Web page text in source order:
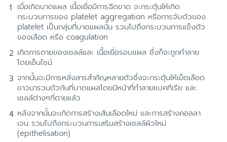
เมื่อเกิดบาดแผล เนื้อเยื่อมีการฉีดขาด จะกระตุ้นให้เกิด
กระบวนการของ platelet aggregation หรือการจับตัวของ
platelet เป็นกลุ่มที่บาดแผลนั้น รวมไปถึงกระบวนการแข็งตัว
ของเลือด หรือ coagulation
เกิดการตายของเซลล์และ เนื้อเยื่อรอบแผล ซึ่งก็จะถูกทำลาย
โดยเอ็นไซม์
จากนั้นจะมีการหลั่งสารสำคัญหลายตัวซึ่งจะกระตุ้นให้เม็ดเลือด
ขาวมารวมตัวกันที่บาดแผลโดยมีหน้าที่ทำลายแบคทีเรีย และ
เซลล์ต่างๆที่ตายแล้ว
หลังจากนั้นจะเกิดการสร้างเส้นเลือดใหม่ และการสร้างคอลลา
เจน รวมไปถึงกระบวนการเสริมสร้างเซลล์ผิวใหม่
(epithelisation)